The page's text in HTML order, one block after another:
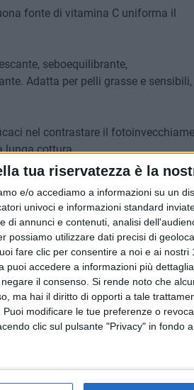
tua riservatezza è la
e/o accediamo a informazioni su un
univoci e informazioni standard
di annunci e contenuti, analisi
possiamo utilizzare dati precisi di
fare clic per consentire a noi e ai
puoi accedere a informazioni più
il consenso. Si rende noto che
ma hai il diritto di opporti a tale
modificare le tue preferenze o
clic sul pulsante "Privacy" in fondo
fonte di vitamina C uniforma il
seboequilibrante,
Adatta per pelli grasse e sensibili,
nel contrastare il
lunga cottura.
(laureato in Farmacia)